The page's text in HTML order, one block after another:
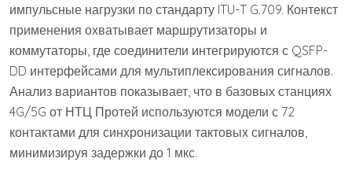
импульсные нагрузки по стандарту ITU-T G.709. Контекст
применения охватывает маршрутизаторы и
коммутаторы, где соединители интегрируются с QSFP-
DD интерфейсами для мультиплексирования сигналов.
Анализ вариантов показывает, что в базовых станциях
4G/5G от НТЦ Протей используются модели с 72
контактами для синхронизации тактовых сигналов,
минимизируя задержки до 1 мкс.